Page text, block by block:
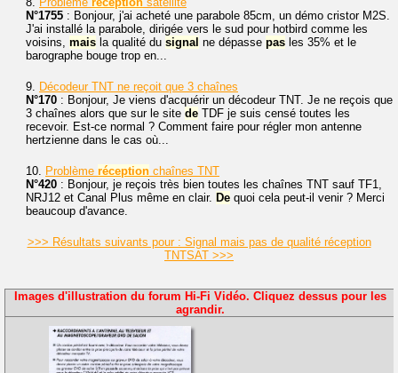
N°1755 : Bonjour, j'ai acheté une parabole 85cm, un démo cristor M2S.
J'ai installé la parabole, dirigée vers le sud pour hotbird comme les
voisins, mais la qualité du signal ne dépasse pas les 35% et le
barographe bouge trop en...
9. Décodeur TNT ne reçoit que 3 chaînes
N°170 : Bonjour, Je viens d'acquérir un décodeur TNT. Je ne reçois que
3 chaînes alors que sur le site de TDF je suis censé toutes les
recevoir. Est-ce normal ? Comment faire pour régler mon antenne
hertzienne dans le cas où...
10. Problème réception chaînes TNT
N°420 : Bonjour, je reçois très bien toutes les chaînes TNT sauf TF1,
NRJ12 et Canal Plus même en clair. De quoi cela peut-il venir ? Merci
beaucoup d'avance.
>>> Résultats suivants pour : Signal mais pas de qualité réception
TNTSAT >>>
Images d'illustration du forum Hi-Fi Vidéo. Cliquez dessus pour les
agrandir.